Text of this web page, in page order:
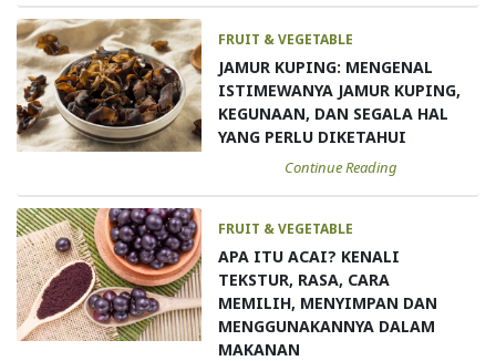
FRUIT & VEGETABLE
JAMUR KUPING: MENGENAL
ISTIMEWANYA JAMUR KUPING,
KEGUNAAN, DAN SEGALA HAL
YANG PERLU DIKETAHUI
Continue Reading
FRUIT & VEGETABLE
APA ITU ACAI? KENALI
TEKSTUR, RASA, CARA
MEMILIH, MENYIMPAN DAN
MENGGUNAKANNYA DALAM
MAKANAN